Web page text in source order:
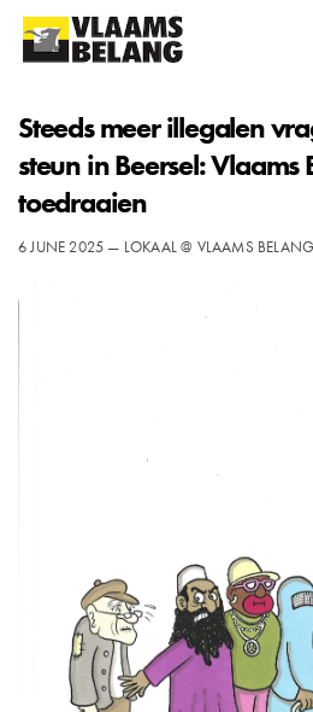
Steeds meer illegalen
steun in Beersel:
toedraaien
6 JUNE 2025 — LOKAAL @ VLAAMS BELANG